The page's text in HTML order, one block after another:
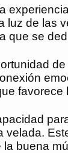
de las
que se
favorece
buena